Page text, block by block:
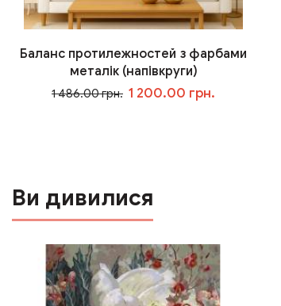
Баланс протилежностей з фарбами
металік (напівкруги)
1 486.00 грн. 1 200.00 грн.
Ви дивилися